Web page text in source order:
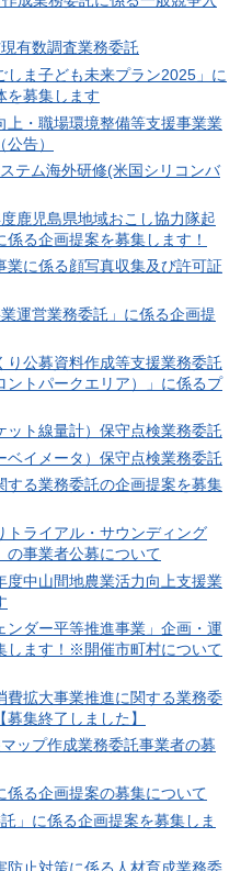
有数調査業務委託
しま子ども未来プラン2025」に
を募集します
上・職場環境整備等支援事業業
告）
テム海外研修(米国シリコンバ
鹿児島県地域おこし協力隊起
る企画提案を募集します！
に係る顔写真収集及び許可証
運営業務委託」に係る企画提
り公募資料作成等支援業務委託
ントパークエリア）」に係るプ
ト線量計）保守点検業務委託
イメータ）保守点検業務委託
する業務委託の企画提案を募集
トライアル・サウンディング
事業者公募について
度中山間地農業活力向上支援業
ンダー平等推進事業」企画・運
します！※開催市町村について
拡大事業推進に関する業務委
集終了しました】
ップ作成業務委託事業者の募
る企画提案の募集について
」に係る企画提案を募集しま